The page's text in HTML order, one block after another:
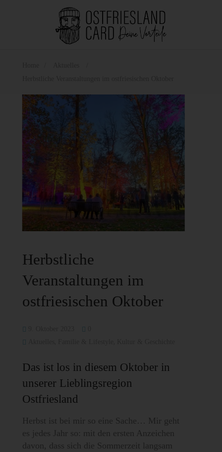
Herbstliche
Veranstaltungen im
ostfriesischen Oktober
Das ist los in diesem Oktober in
unserer Lieblingsregion
Ostfriesland
Herbst ist bei mir so eine Sache… Mir geht
es jedes Jahr so: mit den ersten Anzeichen
davon, dass sich die Sommerzeit langsam